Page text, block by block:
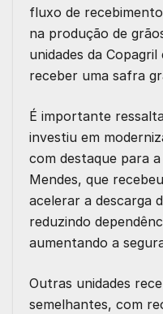
fluxo de
na produção de
unidades da
receber uma safra
É importante
investiu em
com destaque para
Mendes, que
acelerar a descarga
reduzindo
aumentando a
Outras unidades
semelhantes, com